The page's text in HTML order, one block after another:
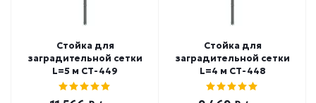
Стойка для
заградительной сетки
L=5 м СТ-449
Стойка для
заградительной сетки
L=4 м СТ-448